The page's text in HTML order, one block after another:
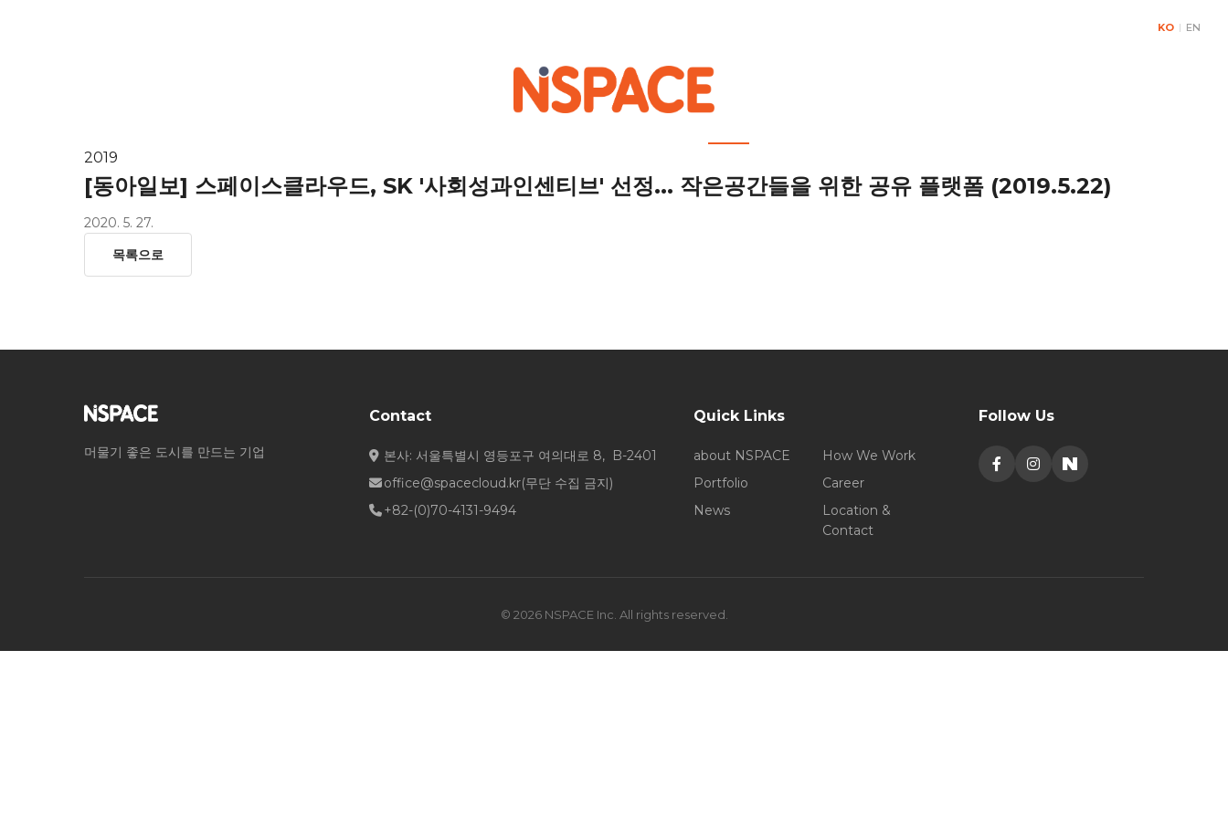
KO | EN
2019
[동아일보] 스페이스클라우드, SK '사회성과인센티브' 선정... 작은공간들을 위한 공유 플랫폼 (2019.5.22)
2020. 5. 27.
목록으로
머물기 좋은 도시를 만드는 기업
Contact
본사: 서울특별시 영등포구 여의대로 8, B-2401
office@spacecloud.kr(무단 수집 금지)
+82-(0)70-4131-9494
Quick Links
about NSPACE
How We Work
Portfolio
Career
News
Location &
Contact
Follow Us
© 2026 NSPACE Inc. All rights reserved.